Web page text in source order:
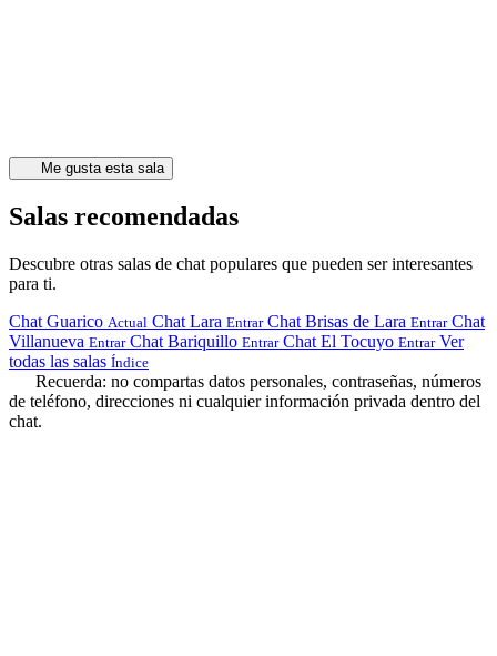
Me gusta esta sala
Salas recomendadas
Descubre otras salas de chat populares que pueden ser interesantes
para ti.
Chat Guarico Actual Chat Lara Entrar Chat Brisas de Lara Entrar Chat
Villanueva Entrar Chat Bariquillo Entrar Chat El Tocuyo Entrar Ver
todas las salas Índice
Recuerda: no compartas datos personales, contraseñas, números
de teléfono, direcciones ni cualquier información privada dentro del
chat.